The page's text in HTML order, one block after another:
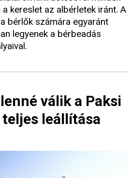
kereslet az albérletek iránt. A
bérlők számára egyaránt
legyenek a bérbeadás
válik a Paksi
leállítása